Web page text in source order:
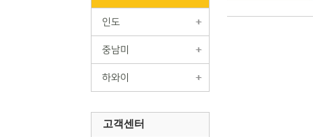
인도
중남미
하와이
고객센터